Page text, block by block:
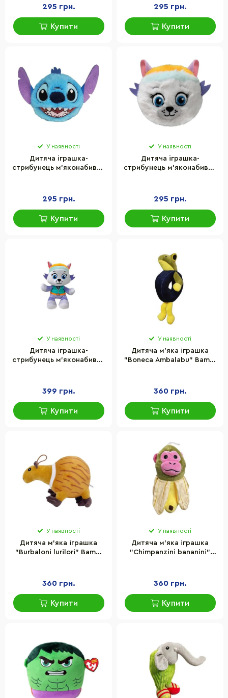
295 грн.
Купити
295 грн.
Купити
У наявності
Дитяча іграшка-
стрибунець м’яконабивна
295 грн.
Купити
У наявності
Дитяча іграшка-
стрибунець м’яконабивна
295 грн.
Купити
У наявності
Дитяча іграшка-
стрибунець м’яконабивна
399 грн.
Купити
У наявності
Дитяча м'яка іграшка
"Boneca Ambalabu" Bambi
360 грн.
Купити
У наявності
Дитяча м'яка іграшка
"Burbaloni lurilori" Bambi
360 грн.
Купити
У наявності
Дитяча м'яка іграшка
"Chimpanzini bananini"
360 грн.
Купити